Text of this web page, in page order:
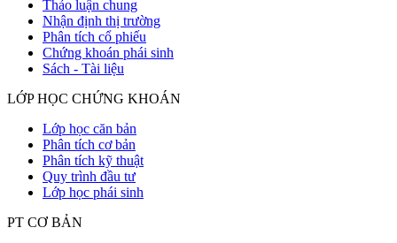
Thảo luận chung
Nhận định thị trường
Phân tích cổ phiếu
Chứng khoán phái sinh
Sách - Tài liệu
LỚP HỌC CHỨNG KHOÁN
Lớp học căn bản
Phân tích cơ bản
Phân tích kỹ thuật
Quy trình đầu tư
Lớp học phái sinh
PT CƠ BẢN